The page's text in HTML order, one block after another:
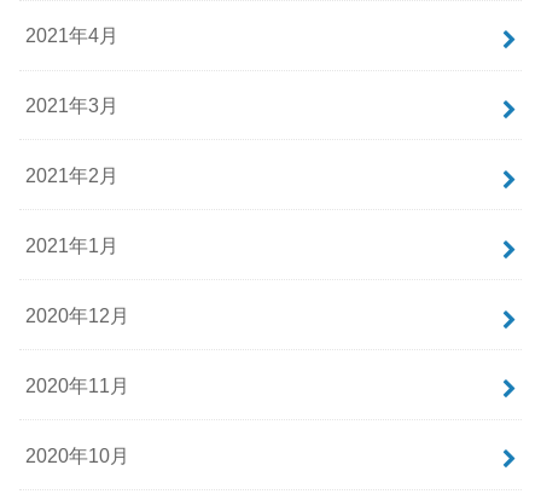
2021年4月
2021年3月
2021年2月
2021年1月
2020年12月
2020年11月
2020年10月